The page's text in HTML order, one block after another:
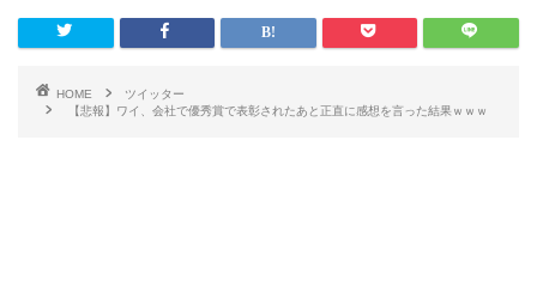
HOME
ツイッター
【悲報】ワイ、会社で優秀賞で表彰されたあと正直に感想を言った結果ｗｗｗ